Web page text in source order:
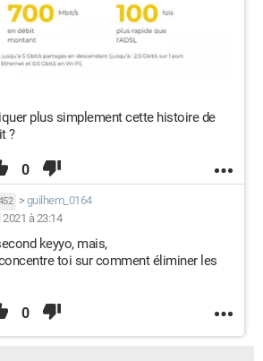
plus simplement cette histoire de
?
0
> guilhem_0164
à 23:14
keyyo, mais,
toi sur comment éliminer les
0